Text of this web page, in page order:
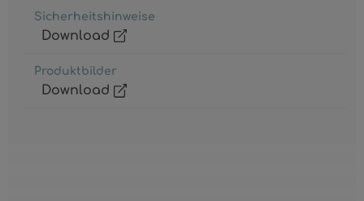
Sicherheitshinweise
Download
Produktbilder
Download